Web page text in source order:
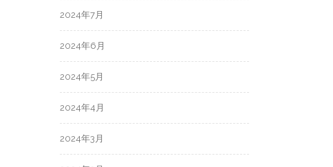
2024年7月
2024年6月
2024年5月
2024年4月
2024年3月